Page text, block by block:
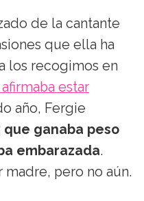
de la cantante
que ella ha
los recogimos en
estar
año, Fergie
que ganaba peso
embarazada.
madre, pero no aún.